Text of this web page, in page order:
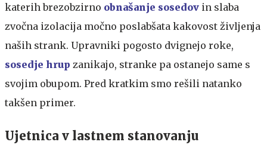
katerih brezobzirno obnašanje sosedov in slaba
zvočna izolacija močno poslabšata kakovost življenja
naših strank. Upravniki pogosto dvignejo roke,
sosedje hrup zanikajo, stranke pa ostanejo same s
svojim obupom. Pred kratkim smo rešili natanko
takšen primer.
Ujetnica v lastnem stanovanju